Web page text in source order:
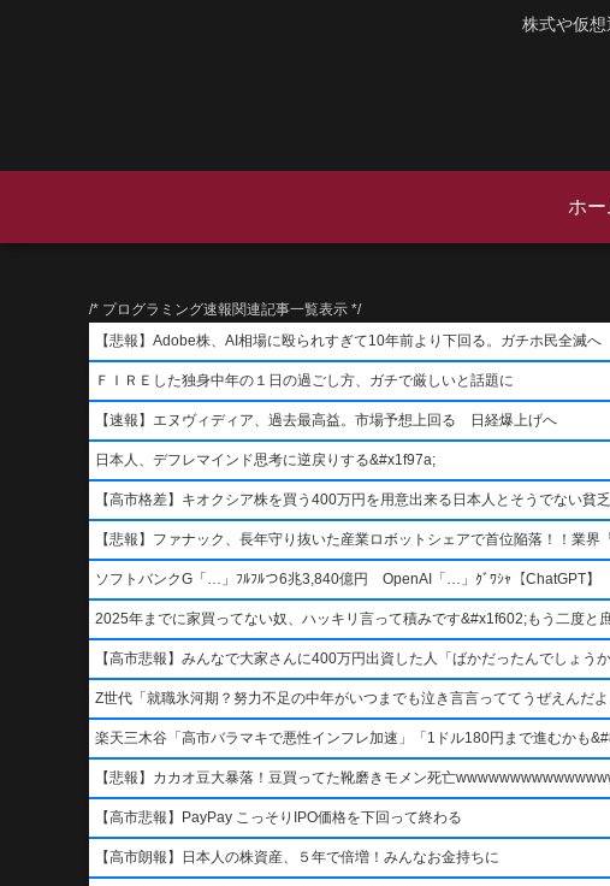
株式や仮
ホー
/* プログラミング速報関連記事一覧表示 */
【悲報】Adobe株、AI相場に殴られすぎて10年前より下回る。ガチホ民全滅へ
ＦＩＲＥした独身中年の１日の過ごし方、ガチで厳しいと話題に
【速報】エヌヴィディア、過去最高益。市場予想上回る 日経爆上げへ
日本人、デフレマインド思考に逆戻りする&#x1f97a;
【高市格差】キオクシア株を買う400万円を用意出来る日本人とそうでない貧
【悲報】ファナック、長年守り抜いた産業ロボットシェアで首位陥落！！業界
ソフトバンクG「…」ﾌﾙﾌﾙつ6兆3,840億円 OpenAI「…」ｸﾞﾜｼｬ【ChatGPT】
2025年までに家買ってない奴、ハッキリ言って積みです&#x1f602;もう二度
【高市悲報】みんなで大家さんに400万円出資した人「ばかだったんでしょう
Z世代「就職氷河期？努力不足の中年がいつまでも泣き言言っててうぜえんだ
楽天三木谷「高市バラマキで悪性インフレ加速」「1ドル180円まで進むかも
【悲報】カカオ豆大暴落！豆買ってた靴磨きモメン死亡
【高市悲報】PayPay こっそりIPO価格を下回って終わる
【高市朗報】日本人の株資産、５年で倍増！みんなお金持ちに